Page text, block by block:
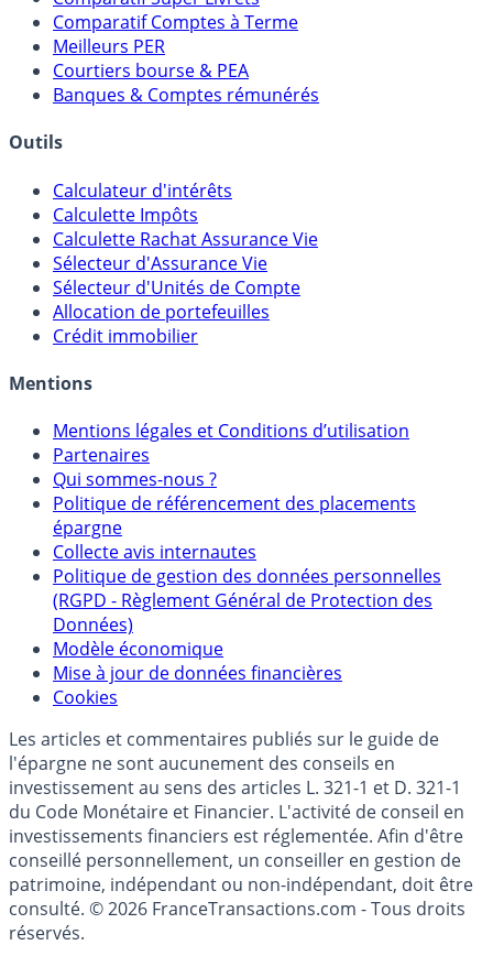
Placements Sans Risque
Comparatif Super Livrets
Comparatif Comptes à Terme
Meilleurs PER
Courtiers bourse & PEA
Calculateur d'intérêts
Calculette Impôts
Calculette Rachat Assurance Vie
Sélecteur d'Assurance Vie
Sélecteur d'Unités de Compte
Allocation de portefeuilles
Mentions légales et Conditions d’utilisation
Partenaires
Qui sommes-nous ?
Politique de référencement des placements
épargne
Collecte avis internautes
Politique de gestion des données personnelles
(RGPD - Règlement Général de Protection des
Données)
Modèle économique
Mise à jour de données financières
Cookies
Les articles et commentaires publiés sur le guide de
l'épargne ne sont aucunement des conseils en
investissement au sens des articles L. 321-1 et D. 321-1
du Code Monétaire et Financier. L'activité de conseil en
investissements financiers est réglementée. Afin d'être
conseillé personnellement, un conseiller en gestion de
patrimoine, indépendant ou non-indépendant, doit être
consulté. © 2026 FranceTransactions.com - Tous droits